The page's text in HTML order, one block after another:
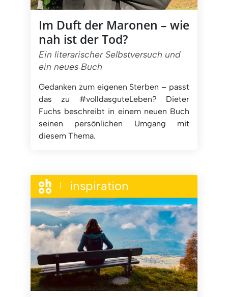
Im Duft der Maronen – wie
nah ist der Tod?
Ein literarischer Selbstversuch und
ein neues Buch
Gedanken zum eigenen Sterben – passt
das zu #volldasguteLeben? Dieter
Fuchs beschreibt in einem neuen Buch
seinen persönlichen Umgang mit
diesem Thema.
inspiration